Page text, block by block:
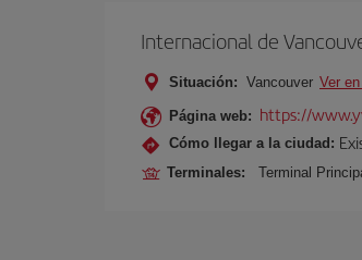
Internacional de
Situación: Vancouver Ver
Página web: https://
Cómo llegar a la ciudad:
Terminales: Terminal